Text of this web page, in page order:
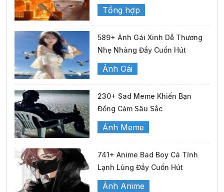
Tổng hợp
589+ Ảnh Gái Xinh Dễ Thương
Nhẹ Nhàng Đầy Cuốn Hút
Ảnh Gái
230+ Sad Meme Khiến Bạn
Đồng Cảm Sâu Sắc
Ảnh Meme
741+ Anime Bad Boy Cá Tính
Lạnh Lùng Đầy Cuốn Hút
Ảnh Anime